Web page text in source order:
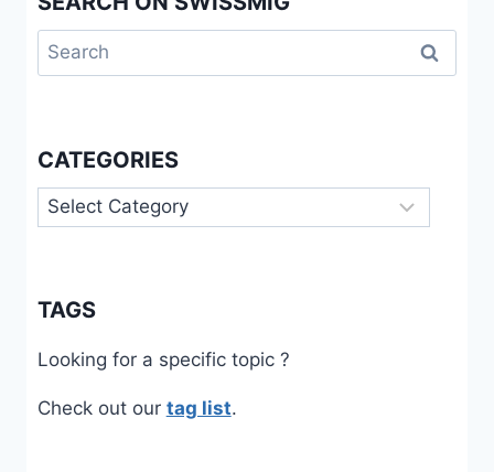
Search
for:
CATEGORIES
Categories
TAGS
Looking for a specific topic ?
Check out our tag list.